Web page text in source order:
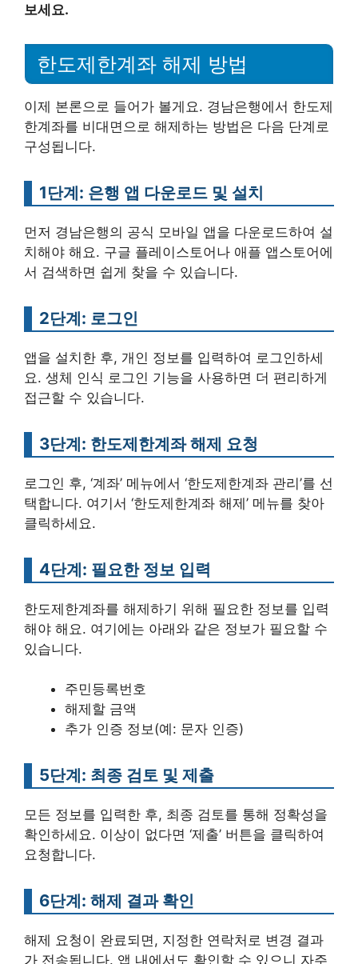
보세요.
한도제한계좌 해제 방법
이제 본론으로 들어가 볼게요. 경남은행에서 한도제
한계좌를 비대면으로 해제하는 방법은 다음 단계로
구성됩니다.
1단계: 은행 앱 다운로드 및 설치
먼저 경남은행의 공식 모바일 앱을 다운로드하여 설
치해야 해요. 구글 플레이스토어나 애플 앱스토어에
서 검색하면 쉽게 찾을 수 있습니다.
2단계: 로그인
앱을 설치한 후, 개인 정보를 입력하여 로그인하세
요. 생체 인식 로그인 기능을 사용하면 더 편리하게
접근할 수 있습니다.
3단계: 한도제한계좌 해제 요청
로그인 후, ‘계좌’ 메뉴에서 ‘한도제한계좌 관리’를 선
택합니다. 여기서 ‘한도제한계좌 해제’ 메뉴를 찾아
클릭하세요.
4단계: 필요한 정보 입력
한도제한계좌를 해제하기 위해 필요한 정보를 입력
해야 해요. 여기에는 아래와 같은 정보가 필요할 수
있습니다.
주민등록번호
해제할 금액
추가 인증 정보(예: 문자 인증)
5단계: 최종 검토 및 제출
모든 정보를 입력한 후, 최종 검토를 통해 정확성을
확인하세요. 이상이 없다면 ‘제출’ 버튼을 클릭하여
요청합니다.
6단계: 해제 결과 확인
해제 요청이 완료되면, 지정한 연락처로 변경 결과
가 전송됩니다. 앱 내에서도 확인할 수 있으니 자주